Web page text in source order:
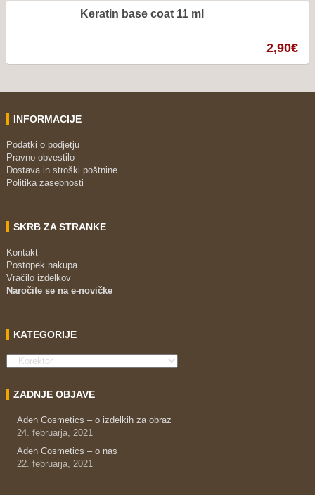
Keratin base coat 11 ml
2,90€
INFORMACIJE
Podatki o podjetju
Pravno obvestilo
Dostava in stroški poštnine
Politika zasebnosti
SKRB ZA STRANKE
Kontakt
Postopek nakupa
Vračilo izdelkov
Naročite se na e-novičke
KATEGORIJE
ZADNJE OBJAVE
Aden Cosmetics – o izdelkih za obraz
24. februarja, 2021
Aden Cosmetics – o nas
22. februarja, 2021